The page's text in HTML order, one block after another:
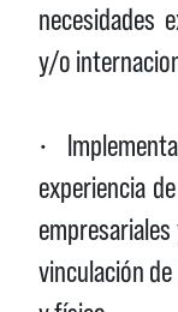
necesidades
y/o
•
experiencia
vinculación